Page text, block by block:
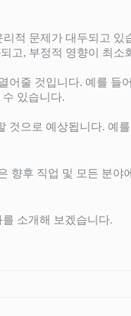
적 문제가 대두되고
고, 부정적 영향이 최소
줄 것입니다. 예를
있습니다.
으로 예상됩니다. 예
향후 직업 및 모든 분
소개해 보겠습니다.